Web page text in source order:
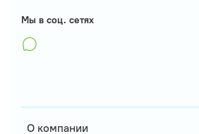
О компании
Мы в соц. сетях